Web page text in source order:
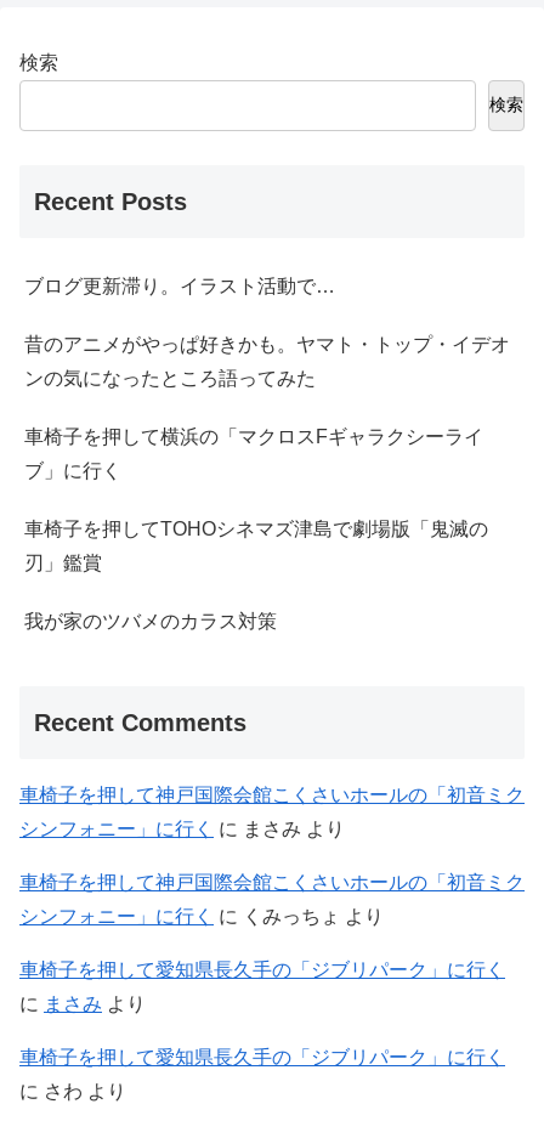
検索
検索
Recent Posts
ブログ更新滞り。イラスト活動で…
昔のアニメがやっぱ好きかも。ヤマト・トップ・イデオ
ンの気になったところ語ってみた
車椅子を押して横浜の「マクロスFギャラクシーライ
ブ」に行く
車椅子を押してTOHOシネマズ津島で劇場版「鬼滅の
刃」鑑賞
我が家のツバメのカラス対策
Recent Comments
車椅子を押して神戸国際会館こくさいホールの「初音ミク
シンフォニー」に行く
に まさみ より
車椅子を押して神戸国際会館こくさいホールの「初音ミク
シンフォニー」に行く
に くみっちょ より
車椅子を押して愛知県長久手の「ジブリパーク」に行く
に まさみ より
車椅子を押して愛知県長久手の「ジブリパーク」に行く
に さわ より